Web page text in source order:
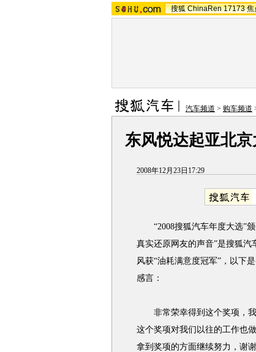
搜狐 ChinaRen 17173 焦
汽车频道 > 购车频道
东风悦达起亚北
2008年12月23日17:29
“2008搜狐汽车年度大选”颁
真实还原网友的声音”是搜狐汽
风获“油耗满意度冠军”，以下
感言：
非常荣幸得到这个奖项，我
这个奖项对我们以往的工作也
拿到奖项的方面继续努力，谢谢